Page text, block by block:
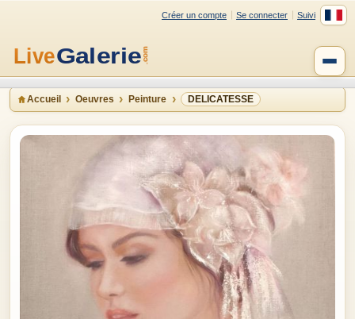
Créer un compte Se connecter Suivi
Accueil Oeuvres Peinture DELICATESSE